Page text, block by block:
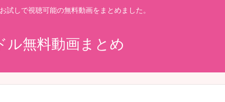
試しで視聴可能の無料動画をまとめました。
ル無料動画まとめ